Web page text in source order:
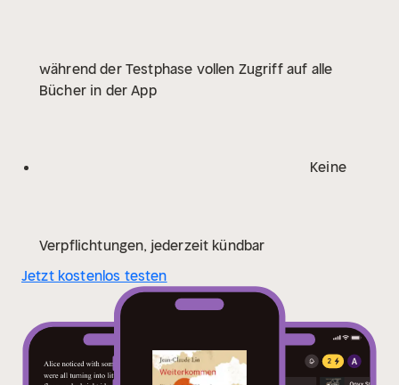
während der Testphase vollen Zugriff auf alle
Bücher in der App
Keine
Verpflichtungen, jederzeit kündbar
Jetzt kostenlos testen